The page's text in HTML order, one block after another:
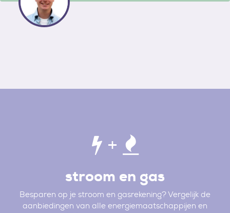
+
stroom en gas
Besparen op je stroom en gasrekening? Vergelijk de
aanbiedingen van alle energiemaatschappijen en